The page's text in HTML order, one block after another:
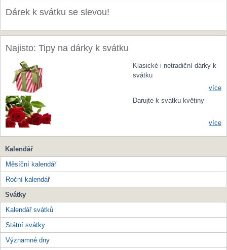
Dárek k svátku se slevou!
Najisto: Tipy na dárky k svátku
Klasické i netradiční dárky k
svátku
více
Darujte k svátku květiny
více
Kalendář
Měsíční kalendář
Roční kalendář
Svátky
Kalendář svátků
Státní svátky
Významné dny